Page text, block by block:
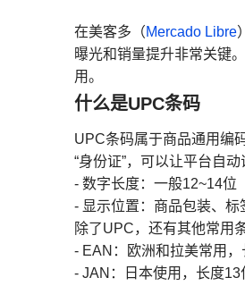
在美客多（Mercado Libre
曝光和销量提升非常关键
用。
什么是UPC条码
UPC条码属于商品通用编
“身份证”，可以让平台自
- 数字长度：一般12~14位
- 显示位置：商品包装、标
除了UPC，还有其他常用
- EAN：欧洲和拉美常用，
- JAN：日本使用，长度13